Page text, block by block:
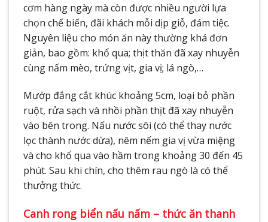
cơm hàng ngày mà còn được nhiều người lựa
chọn chế biến, đãi khách mỗi dịp giỗ, đám tiệc.
Nguyên liệu cho món ăn này thường khá đơn
giản, bao gồm: khổ qua; thịt thăn đã xay nhuyễn
cùng nấm mèo, trứng vịt, gia vị; lá ngò,…
Mướp đắng cắt khúc khoảng 5cm, loại bỏ phần
ruột, rửa sạch và nhồi phần thịt đã xay nhuyễn
vào bên trong. Nấu nước sôi (có thể thay nước
lọc thành nước dừa), nêm nếm gia vị vừa miệng
và cho khổ qua vào hầm trong khoảng 30 đến 45
phút. Sau khi chín, cho thêm rau ngò là có thể
thưởng thức.
Canh rong biển nấu nấm – thức ăn thanh